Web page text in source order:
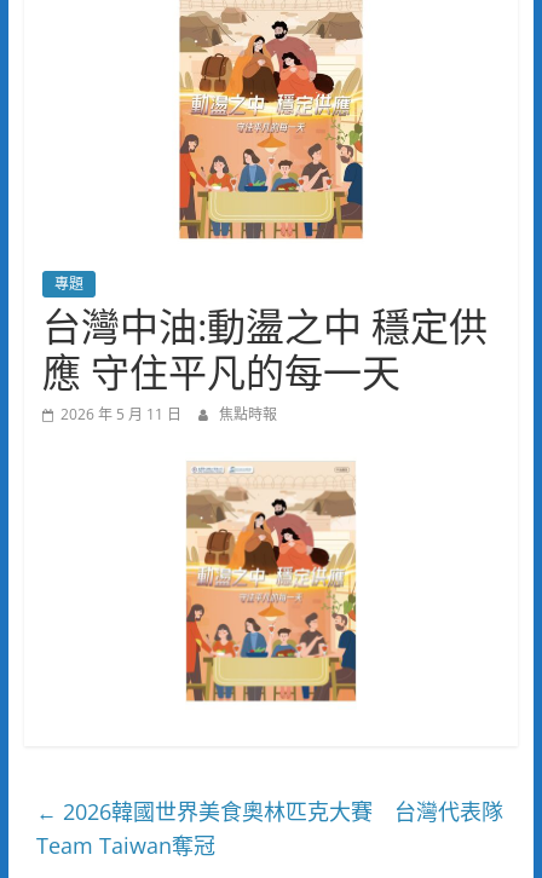
專題
台灣中油:動盪之中 穩定供
應 守住平凡的每一天
2026 年 5 月 11 日 焦點時報
← 2026韓國世界美食奧林匹克大賽 台灣代表隊
Team Taiwan奪冠